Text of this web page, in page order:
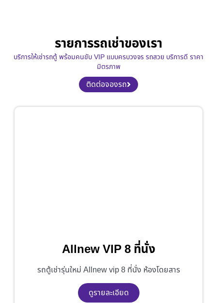
รายการรถเช่าของเรา
บริการให้เช่ารถตู้ พร้อมคนขับ VIP แบบครบวงจร รถสวย บริการดี ราคา
มิตรภาพ
ติดต่อจองรถ
Allnew VIP 8 ที่นั่ง
รถตู้เช่ารุ่นใหม่ Allnew vip 8 ที่นั่ง ห้องโดยสาร
ดูรายละเอียด